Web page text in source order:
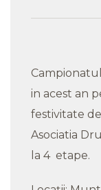
in acest an
festivitate
Asociatia
la 4 etape.